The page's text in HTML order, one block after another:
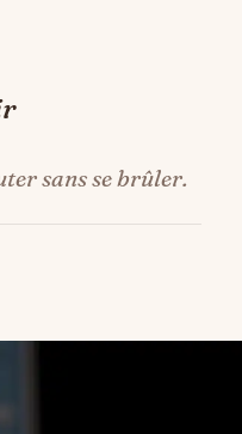
sans se brûler.